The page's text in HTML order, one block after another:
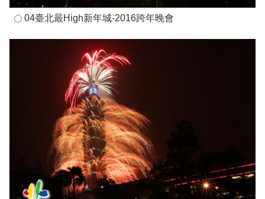
04臺北最High新年城-2016跨年晚會